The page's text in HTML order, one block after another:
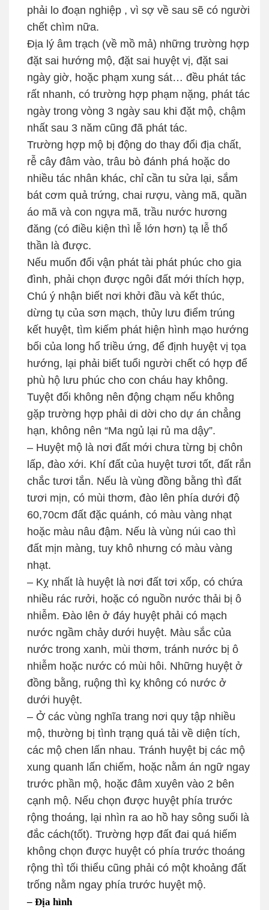
phải lo đoạn nghiệp , vì sợ về sau sẽ có người
chết chìm nữa.
Địa lý âm trạch (về mồ mả) những trường hợp
đặt sai hướng mộ, đặt sai huyệt vị, đặt sai
ngày giờ, hoặc phạm xung sát… đều phát tác
rất nhanh, có trường hợp phạm nặng, phát tác
ngày trong vòng 3 ngày sau khi đặt mộ, chậm
nhất sau 3 năm cũng đã phát tác.
Trường hợp mộ bị động do thay đổi địa chất,
rễ cây đâm vào, trâu bò đánh phá hoặc do
nhiều tác nhân khác, chỉ cần tu sửa lại, sắm
bát cơm quả trứng, chai rượu, vàng mã, quần
áo mã và con ngựa mã, trầu nước hương
đăng (có điều kiện thì lễ lớn hơn) tạ lễ thổ
thần là được.
Nếu muốn đổi vận phát tài phát phúc cho gia
đình, phải chọn được ngôi đất mới thích hợp,
Chú ý nhận biết nơi khởi đầu và kết thúc,
dừng tụ của sơn mạch, thủy lưu điểm trúng
kết huyệt, tìm kiếm phát hiện hình mạo hướng
bối của long hổ triều ứng, để định huyệt vị tọa
hướng, lại phải biết tuổi người chết có hợp để
phù hộ lưu phúc cho con cháu hay không.
Tuyệt đối không nên động chạm nếu không
gặp trường hợp phải di dời cho dự án chẳng
hạn, không nên “Ma ngủ lại rủ ma dậy”.
– Huyệt mộ là nơi đất mới chưa từng bị chôn
lấp, đào xới. Khí đất của huyệt tươi tốt, đất rắn
chắc tươi tắn. Nếu là vùng đồng bằng thì đất
tươi mịn, có mùi thơm, đào lên phía dưới độ
60,70cm đất đặc quánh, có màu vàng nhạt
hoặc màu nâu đậm. Nếu là vùng núi cao thì
đất mịn màng, tuy khô nhưng có màu vàng
nhạt.
– Kỵ nhất là huyệt là nơi đất tơi xốp, có chứa
nhiều rác rưởi, hoặc có nguồn nước thải bị ô
nhiễm. Đào lên ở đáy huyệt phải có mạch
nước ngầm chảy dưới huyệt. Màu sắc của
nước trong xanh, mùi thơm, tránh nước bị ô
nhiễm hoặc nước có mùi hôi. Những huyệt ở
đồng bằng, ruộng thì kỵ không có nước ở
dưới huyệt.
– Ở các vùng nghĩa trang nơi quy tập nhiều
mộ, thường bị tình trạng quá tải về diện tích,
các mộ chen lấn nhau. Tránh huyệt bị các mộ
xung quanh lấn chiếm, hoặc nằm án ngữ ngay
trước phần mộ, hoặc đâm xuyên vào 2 bên
cạnh mộ. Nếu chọn được huyệt phía trước
rộng thoáng, lại nhìn ra ao hồ hay sông suối là
đắc cách(tốt). Trường hợp đất đai quá hiếm
không chọn được huyệt có phía trước thoáng
rộng thì tối thiểu cũng phải có một khoảng đất
trống nằm ngay phía trước huyệt mộ.
– Địa hình